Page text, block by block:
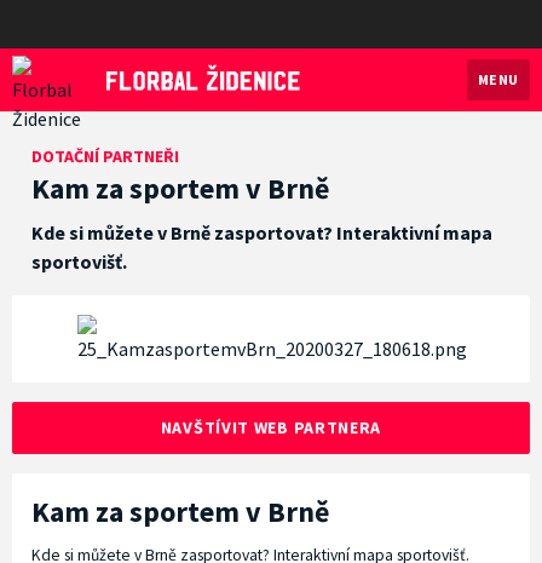
Florbal Židenice
MENU
DOTAČNÍ PARTNEŘI
Kam za sportem v Brně
Kde si můžete v Brně zasportovat? Interaktivní mapa
sportovišť.
NAVŠTÍVIT WEB PARTNERA
Kam za sportem v Brně
Kde si můžete v Brně zasportovat? Interaktivní mapa sportovišť.